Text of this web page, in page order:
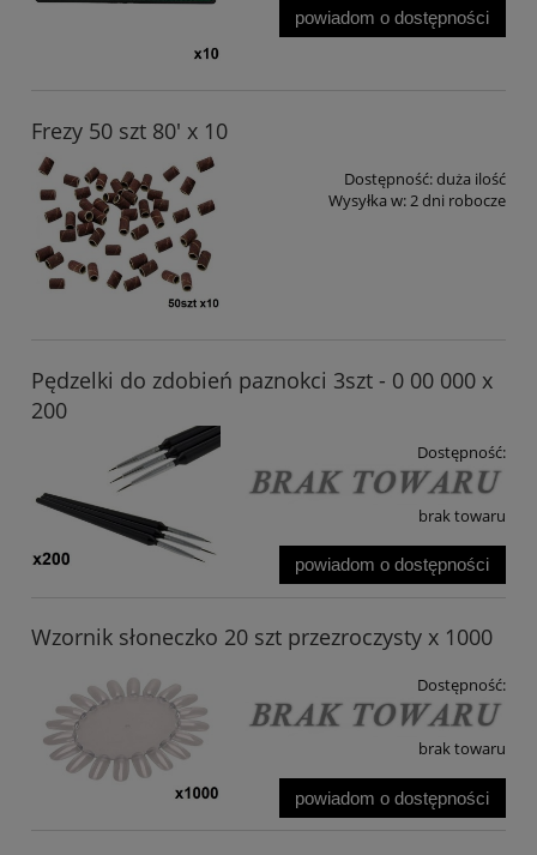
powiadom o dostępności
Frezy 50 szt 80' x 10
Dostępność:duża ilość
Wysyłka w:2 dni robocze
Pędzelki do zdobień paznokci 3szt - 0 00 000 x
200
Dostępność:
brak towaru
powiadom o dostępności
Wzornik słoneczko 20 szt przezroczysty x 1000
Dostępność:
brak towaru
powiadom o dostępności